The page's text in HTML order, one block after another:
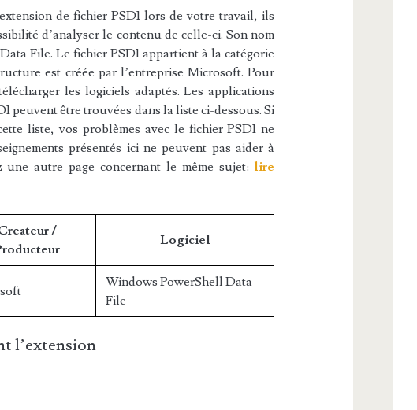
de fichier PSD1 lors de votre travail, ils
d’analyser le contenu de celle-ci. Son nom
File. Le fichier PSD1 appartient à la catégorie
est créée par l’entreprise Microsoft. Pour
les logiciels adaptés. Les applications
peuvent être trouvées dans la liste ci-dessous. Si
liste, vos problèmes avec le fichier PSD1 ne
présentés ici ne peuvent pas aider à
autre page concernant le même sujet: lire
/
Logiciel
Windows PowerShell Data
File
l’extension